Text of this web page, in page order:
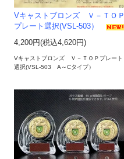
Vキャストブロンズ Ｖ－ＴＯＰ
プレート選択(VSL-503）
4,200円(税込4,620円)
Vキャストブロンズ Ｖ－ＴＯＰプレート
選択(VSL-503 A～Cタイプ）